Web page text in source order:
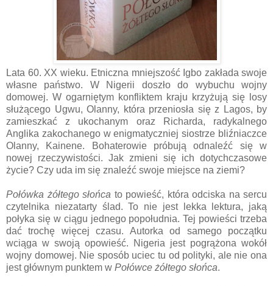
Lata 60. XX wieku. Etniczna mniejszość Igbo zakłada swoje
własne państwo. W Nigerii doszło do wybuchu wojny
domowej. W ogarniętym konfliktem kraju krzyżują się losy
służącego Ugwu, Olanny, która przeniosła się z Lagos, by
zamieszkać z ukochanym oraz Richarda, radykalnego
Anglika zakochanego w enigmatyczniej siostrze bliźniaczce
Olanny, Kainene. Bohaterowie próbują odnaleźć się w
nowej rzeczywistości. Jak zmieni się ich dotychczasowe
życie? Czy uda im się znaleźć swoje miejsce na ziemi?
Połówka żółtego słońca to powieść, która odciska na sercu
czytelnika niezatarty ślad. To nie jest lekka lektura, jaką
połyka się w ciągu jednego popołudnia. Tej powieści trzeba
dać trochę więcej czasu. Autorka od samego początku
wciąga w swoją opowieść. Nigeria jest pogrążona wokół
wojny domowej. Nie sposób uciec tu od polityki, ale nie ona
jest głównym punktem w Połówce żółtego słońca.